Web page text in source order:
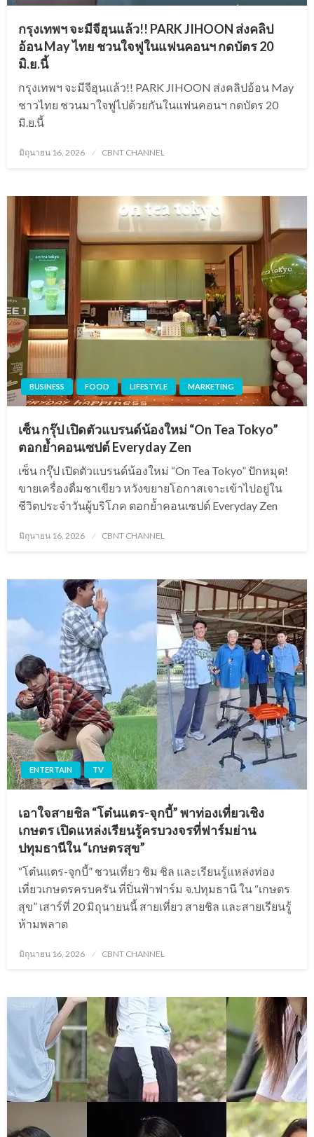
กรุงเทพฯ จะมีจีฮุนแล้ว!! PARK JIHOON ส่งคลิป
อ้อน May ไทย ชวนใจฟูในแฟนคอนฯ กดบัตร 20
มิ.ย.นี้
กรุงเทพฯ จะมีจีฮุนแล้ว!! PARK JIHOON ส่งคลิปอ้อน May
ชาวไทย ชวนมาใจฟูไปด้วยกันในแฟนคอนฯ กดบัตร 20
มิ.ย.นี้
Posted
on
มิถุนายน 16, 2026 CBNT CHANNEL
BUSINESS FOOD LIFESTYLE MARKETING
เซ็น กรุ๊ป เปิดตัวแบรนด์น้องใหม่ “On Tea Tokyo”
ตอกย้ำคอนเซปต์ Everyday Zen
เซ็น กรุ๊ป เปิดตัวแบรนด์น้องใหม่ “On Tea Tokyo” ปักหมุด!
ขายเครื่องดื่มชาเขียว หวังขยายโอกาสเจาะเข้าไปอยู่ใน
ชีวิตประจำวันผู้บริโภค ตอกย้ำคอนเซปต์ Everyday Zen
Posted
on
มิถุนายน 16, 2026 CBNT CHANNEL
ENTERTAIN TV
เอาใจสายชิล “โต๋นแตร-จุกบี้” พาท่องเที่ยวเชิง
เกษตร เปิดแหล่งเรียนรู้ครบวงจรที่ฟาร์มย่าน
ปทุมธานีใน “เกษตรสุข”
“โต๋นแตร-จุกบี้” ชวนเที่ยว ชิม ชิล และเรียนรู้แหล่งท่อง
เที่ยวเกษตรครบครัน ที่ปิ่นฟ้าฟาร์ม จ.ปทุมธานี ใน “เกษตร
สุข” เสาร์ที่ 20 มิถุนายนนี้ สายเที่ยว สายชิล และสายเรียนรู้
ห้ามพลาด
Posted
on
มิถุนายน 16, 2026 CBNT CHANNEL